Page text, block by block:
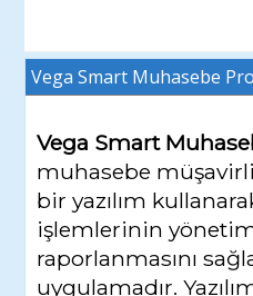
Vega Smart Muhasebe
Vega Smart
muhasebe
bir yazılım
işlemlerinin
raporlanmasını
uygulamadır.